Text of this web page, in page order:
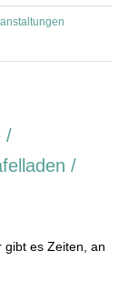
/
/
gibt es Zeiten, an